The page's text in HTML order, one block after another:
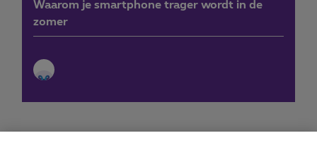
Waarom je smartphone trager wordt in de
zomer